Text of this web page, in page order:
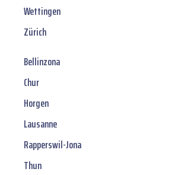
Wettingen
Zürich
Bellinzona
Chur
Horgen
Lausanne
Rapperswil-Jona
Thun